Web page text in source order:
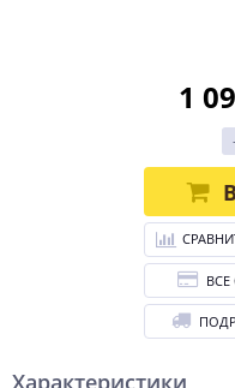
Характеристики
1